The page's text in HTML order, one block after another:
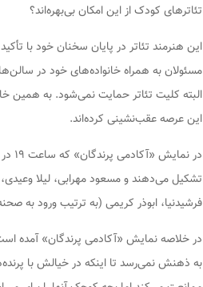
تئاترهای کودک از این امکان بی‌بهره‌اند؟
این هنرمند تئاتر در پایان سخنان خود با
مسئولان به همراه خانواده‌های خود در
البته کلیت تئاتر حمایت نمی‌شود. به همین
این عرصه عقب‌نشینی کرده‌اند.
در
تشکیل می‌دهند و مسعود مهرابی، لیلا
فرشیدنیا، ابوذر کریمی (به ترتیب ورود به
در خلاصه نمایش «آکادمی پرندگان» آمده
به ذهنش نمی‌رسد تا اینکه در خیالش با